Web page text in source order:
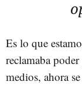
Es lo que
reclamaba
medios, ahora